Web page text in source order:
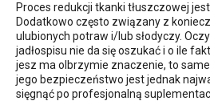
Proces redukcji tkanki tłuszczowej
Dodatkowo często związany z
ulubionych potraw i/lub słodyczy.
jadłospisu nie da się oszukać i o ile
jesz ma olbrzymie znaczenie, to
jego bezpieczeństwo jest jednak
sięgnąć po profesjonalną